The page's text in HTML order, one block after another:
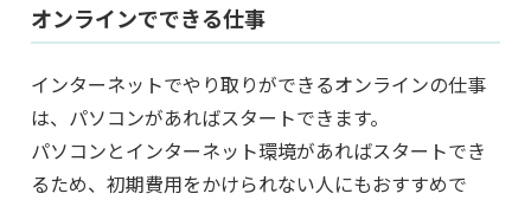
オンラインでできる仕事
インターネットでやり取りができるオンラインの仕事
は、パソコンがあればスタートできます。
パソコンとインターネット環境があればスタートでき
るため、初期費用をかけられない人にもおすすめで